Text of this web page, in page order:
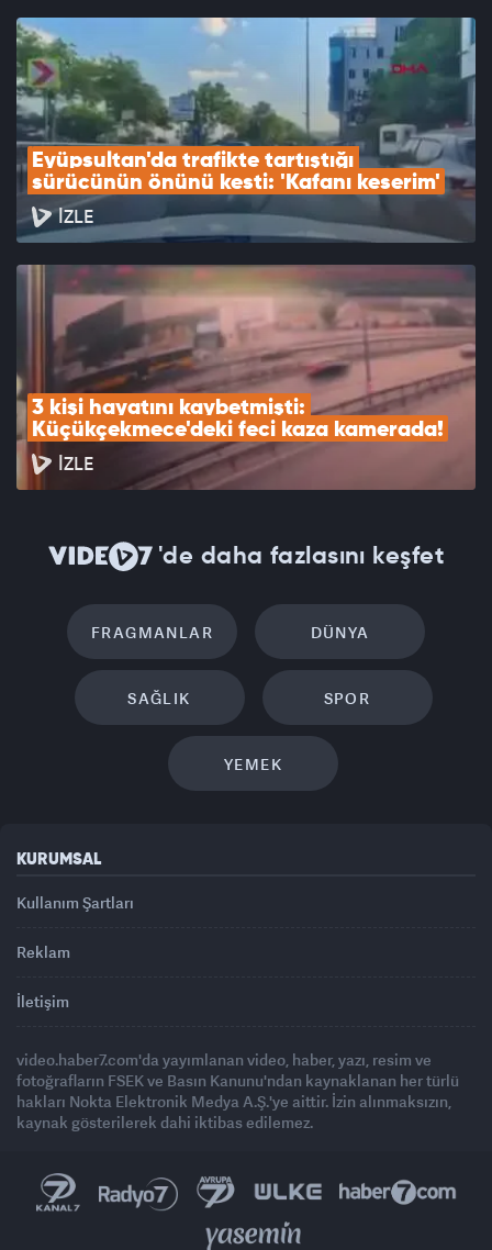
Eyüpsultan'da trafikte tartıştığı
sürücünün önünü kesti: 'Kafanı keserim'
İZLE
3 kişi hayatını kaybetmişti:
Küçükçekmece'deki feci kaza kamerada!
İZLE
'de daha fazlasını keşfet
FRAGMANLAR DÜNYA
SAĞLIK SPOR
YEMEK
KURUMSAL
Kullanım Şartları
Reklam
İletişim
video.haber7.com'da yayımlanan video, haber, yazı, resim ve
fotoğrafların FSEK ve Basın Kanunu'ndan kaynaklanan her türlü
hakları Nokta Elektronik Medya A.Ş.'ye aittir. İzin alınmaksızın,
kaynak gösterilerek dahi iktibas edilemez.